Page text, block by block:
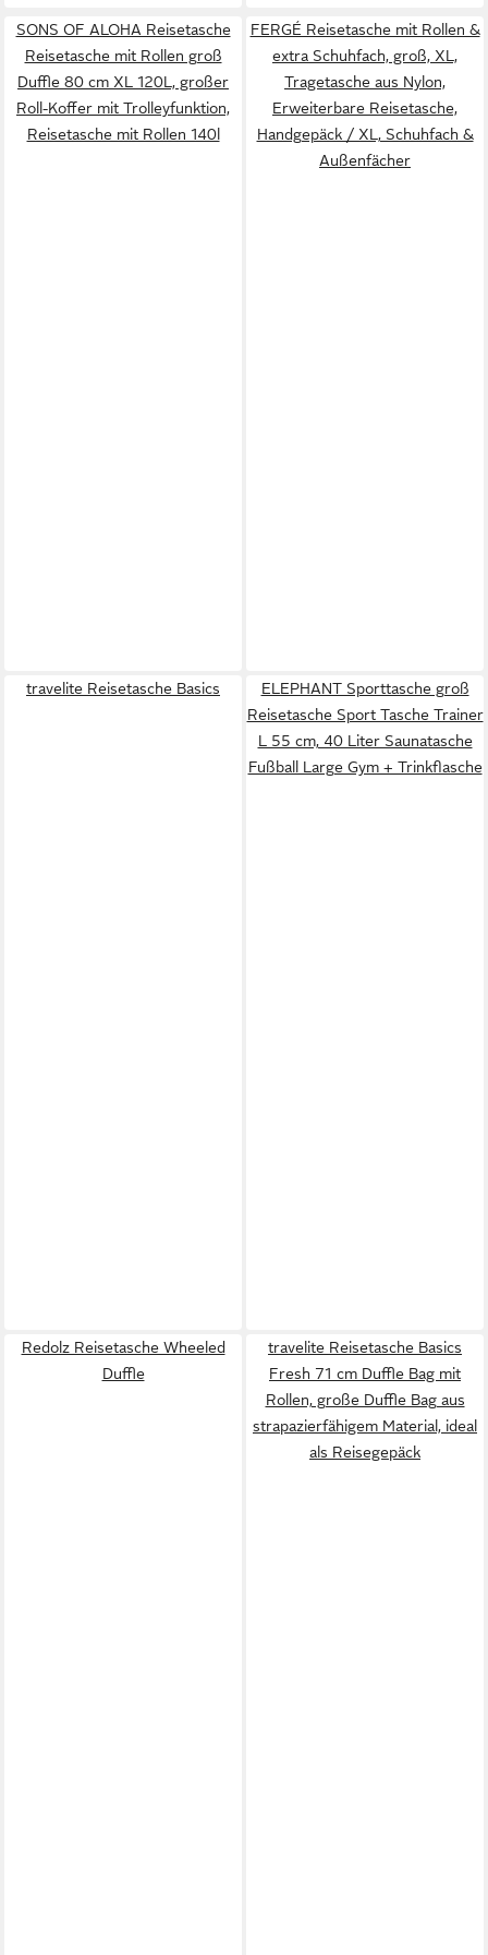
SONS OF ALOHA Reisetasche
Reisetasche mit Rollen groß
Duffle 80 cm XL 120L, großer
Roll-Koffer mit Trolleyfunktion,
Reisetasche mit Rollen 140l
FERGÉ Reisetasche mit Rollen &
extra Schuhfach, groß, XL,
Tragetasche aus Nylon,
Erweiterbare Reisetasche,
Handgepäck / XL, Schuhfach &
Außenfächer
travelite Reisetasche Basics
ELEPHANT Sporttasche groß
Reisetasche Sport Tasche Trainer
L 55 cm, 40 Liter Saunatasche
Fußball Large Gym + Trinkflasche
Redolz Reisetasche Wheeled
Duffle
travelite Reisetasche Basics
Fresh 71 cm Duffle Bag mit
Rollen, große Duffle Bag aus
strapazierfähigem Material, ideal
als Reisegepäck